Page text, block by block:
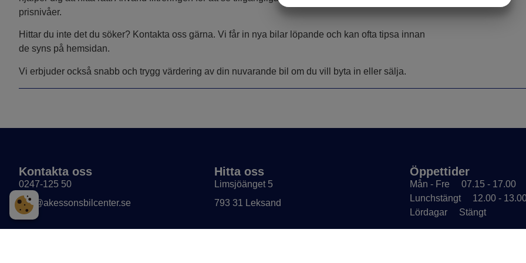
prisnivåer.
Hittar du inte det du söker? Kontakta oss gärna. Vi får in nya bilar löpande och kan ofta tipsa innan
de syns på hemsidan.
Vi erbjuder också snabb och trygg värdering av din nuvarande bil om du vill byta in eller sälja.
Kontakta oss
0247-125 50
info@akessonsbilcenter.se
Hitta oss
Limsjöänget 5
793 31 Leksand
Öppettider
Mån - Fre
07.15 - 17.00
Lunchstängt
12.00 -
Lördagar
Stängt